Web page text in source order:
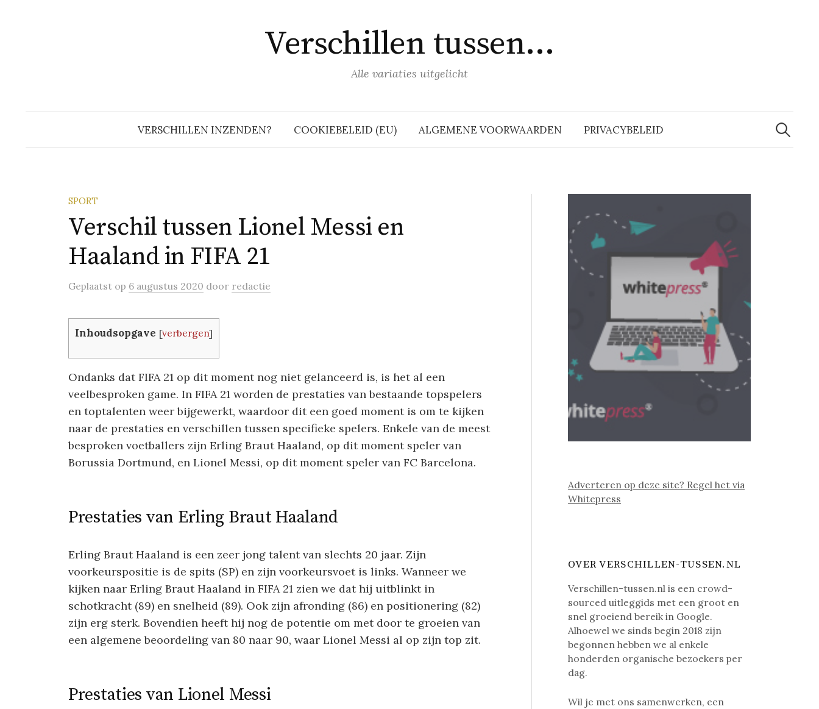
Verschillen tussen…
Alle variaties uitgelicht
VERSCHILLEN INZENDEN? COOKIEBELEID (EU) ALGEMENE VOORWAARDEN PRIVACYBELEID
Zoeken
naar:
SPORT
Verschil tussen Lionel Messi en
Haaland in FIFA 21
Geplaatst op 6 augustus 2020 door redactie
Inhoudsopgave [verbergen]
Ondanks dat FIFA 21 op dit moment nog niet gelanceerd is, is het al een
veelbesproken game. In FIFA 21 worden de prestaties van bestaande topspelers
en toptalenten weer bijgewerkt, waardoor dit een goed moment is om te kijken
naar de prestaties en verschillen tussen specifieke spelers. Enkele van de meest
besproken voetballers zijn Erling Braut Haaland, op dit moment speler van
Borussia Dortmund, en Lionel Messi, op dit moment speler van FC Barcelona.
Prestaties van Erling Braut Haaland
Erling Braut Haaland is een zeer jong talent van slechts 20 jaar. Zijn
voorkeurspositie is de spits (SP) en zijn voorkeursvoet is links. Wanneer we
kijken naar Erling Braut Haaland in FIFA 21 zien we dat hij uitblinkt in
schotkracht (89) en snelheid (89). Ook zijn afronding (86) en positionering (82)
zijn erg sterk. Bovendien heeft hij nog de potentie om met door te groeien van
een algemene beoordeling van 80 naar 90, waar Lionel Messi al op zijn top zit.
Prestaties van Lionel Messi
Adverteren op deze site? Regel het via
Whitepress
OVER VERSCHILLEN-TUSSEN.NL
Verschillen-tussen.nl is een crowd-
sourced uitleggids met een groot en
snel groeiend bereik in Google.
Alhoewel we sinds begin 2018 zijn
begonnen hebben we al enkele
honderden organische bezoekers per
dag.
Wil je met ons samenwerken, een